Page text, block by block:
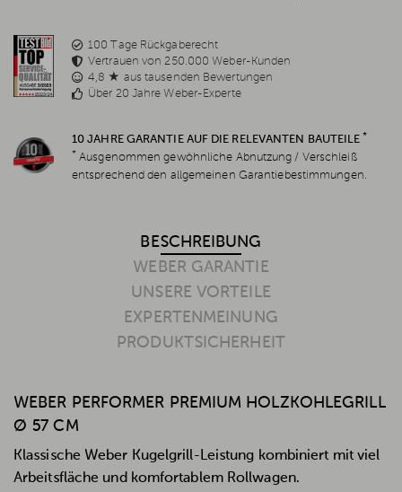
100 Tage Rückgaberecht
Vertrauen von 250.000 Weber-Kunden
4,8 ★ aus tausenden Bewertungen
Über 20 Jahre Weber-Experte
10 JAHRE GARANTIE AUF DIE RELEVANTEN BAUTEILE *
* Ausgenommen gewöhnliche Abnutzung / Verschleiß
entsprechend den allgemeinen Garantiebestimmungen.
BESCHREIBUNG
WEBER GARANTIE
UNSERE VORTEILE
EXPERTENMEINUNG
PRODUKTSICHERHEIT
WEBER PERFORMER PREMIUM HOLZKOHLEGRILL
Ø 57 CM
Klassische Weber Kugelgrill-Leistung kombiniert mit viel
Arbeitsfläche und komfortablem Rollwagen.